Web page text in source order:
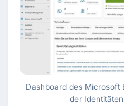
Dashboard des Microsoft
der